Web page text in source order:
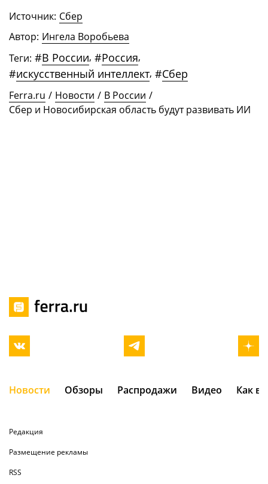
Источник: Сбер
Автор: Ингела Воробьева
Теги: #В России, #Россия,
#искусственный интеллект, #Сбер
Ferra.ru / Новости / В России /
Сбер и Новосибирская область будут развивать ИИ
Новости Обзоры Распродажи Видео Как
Редакция
Размещение рекламы
RSS